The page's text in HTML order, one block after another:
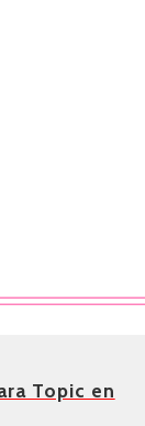
Topic en